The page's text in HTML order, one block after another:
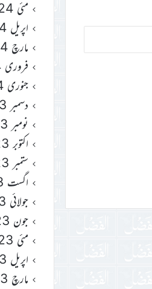
مئی 2024
اپریل 2024
مارچ 2024
فروری 2024
جنوری 2024
دسمبر 2023
نومبر 2023
اکتوبر 2023
ستمبر 2023
اگست 2023
جولائی 2023
جون 2023
مئی 2023
اپریل 2023
مارچ 2023